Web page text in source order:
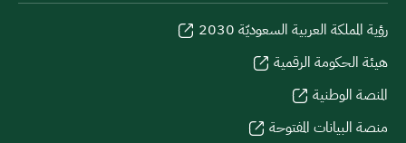
رؤية المملكة العربية السعوديّة 2030
هيئة الحكومة الرقمية
المنصة الوطنية
منصة البيانات المفتوحة